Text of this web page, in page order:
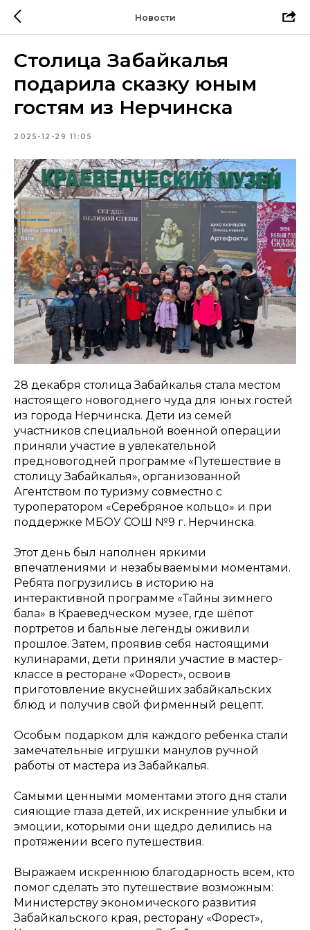
Новости
Столица Забайкалья
подарила сказку юным
гостям из Нерчинска
2025-12-29 11:05
28 декабря столица Забайкалья стала местом
настоящего новогоднего чуда для юных гостей
из города Нерчинска. Дети из семей
участников специальной военной операции
приняли участие в увлекательной
предновогодней программе «Путешествие в
столицу Забайкалья», организованной
Агентством по туризму совместно с
туроператором «Серебряное кольцо» и при
поддержке МБОУ СОШ №9 г. Нерчинска.
Этот день был наполнен яркими
впечатлениями и незабываемыми моментами.
Ребята погрузились в историю на
интерактивной программе «Тайны зимнего
бала» в Краеведческом музее, где шёпот
портретов и бальные легенды оживили
прошлое. Затем, проявив себя настоящими
кулинарами, дети приняли участие в мастер-
классе в ресторане «Форест», освоив
приготовление вкуснейших забайкальских
блюд и получив свой фирменный рецепт.
Особым подарком для каждого ребенка стали
замечательные игрушки манулов ручной
работы от мастера из Забайкалья.
Самыми ценными моментами этого дня стали
сияющие глаза детей, их искренние улыбки и
эмоции, которыми они щедро делились на
протяжении всего путешествия.
Выражаем искреннюю благодарность всем, кто
помог сделать это путешествие возможным:
Министерству экономического развития
Забайкальского края, ресторану «Форест»,